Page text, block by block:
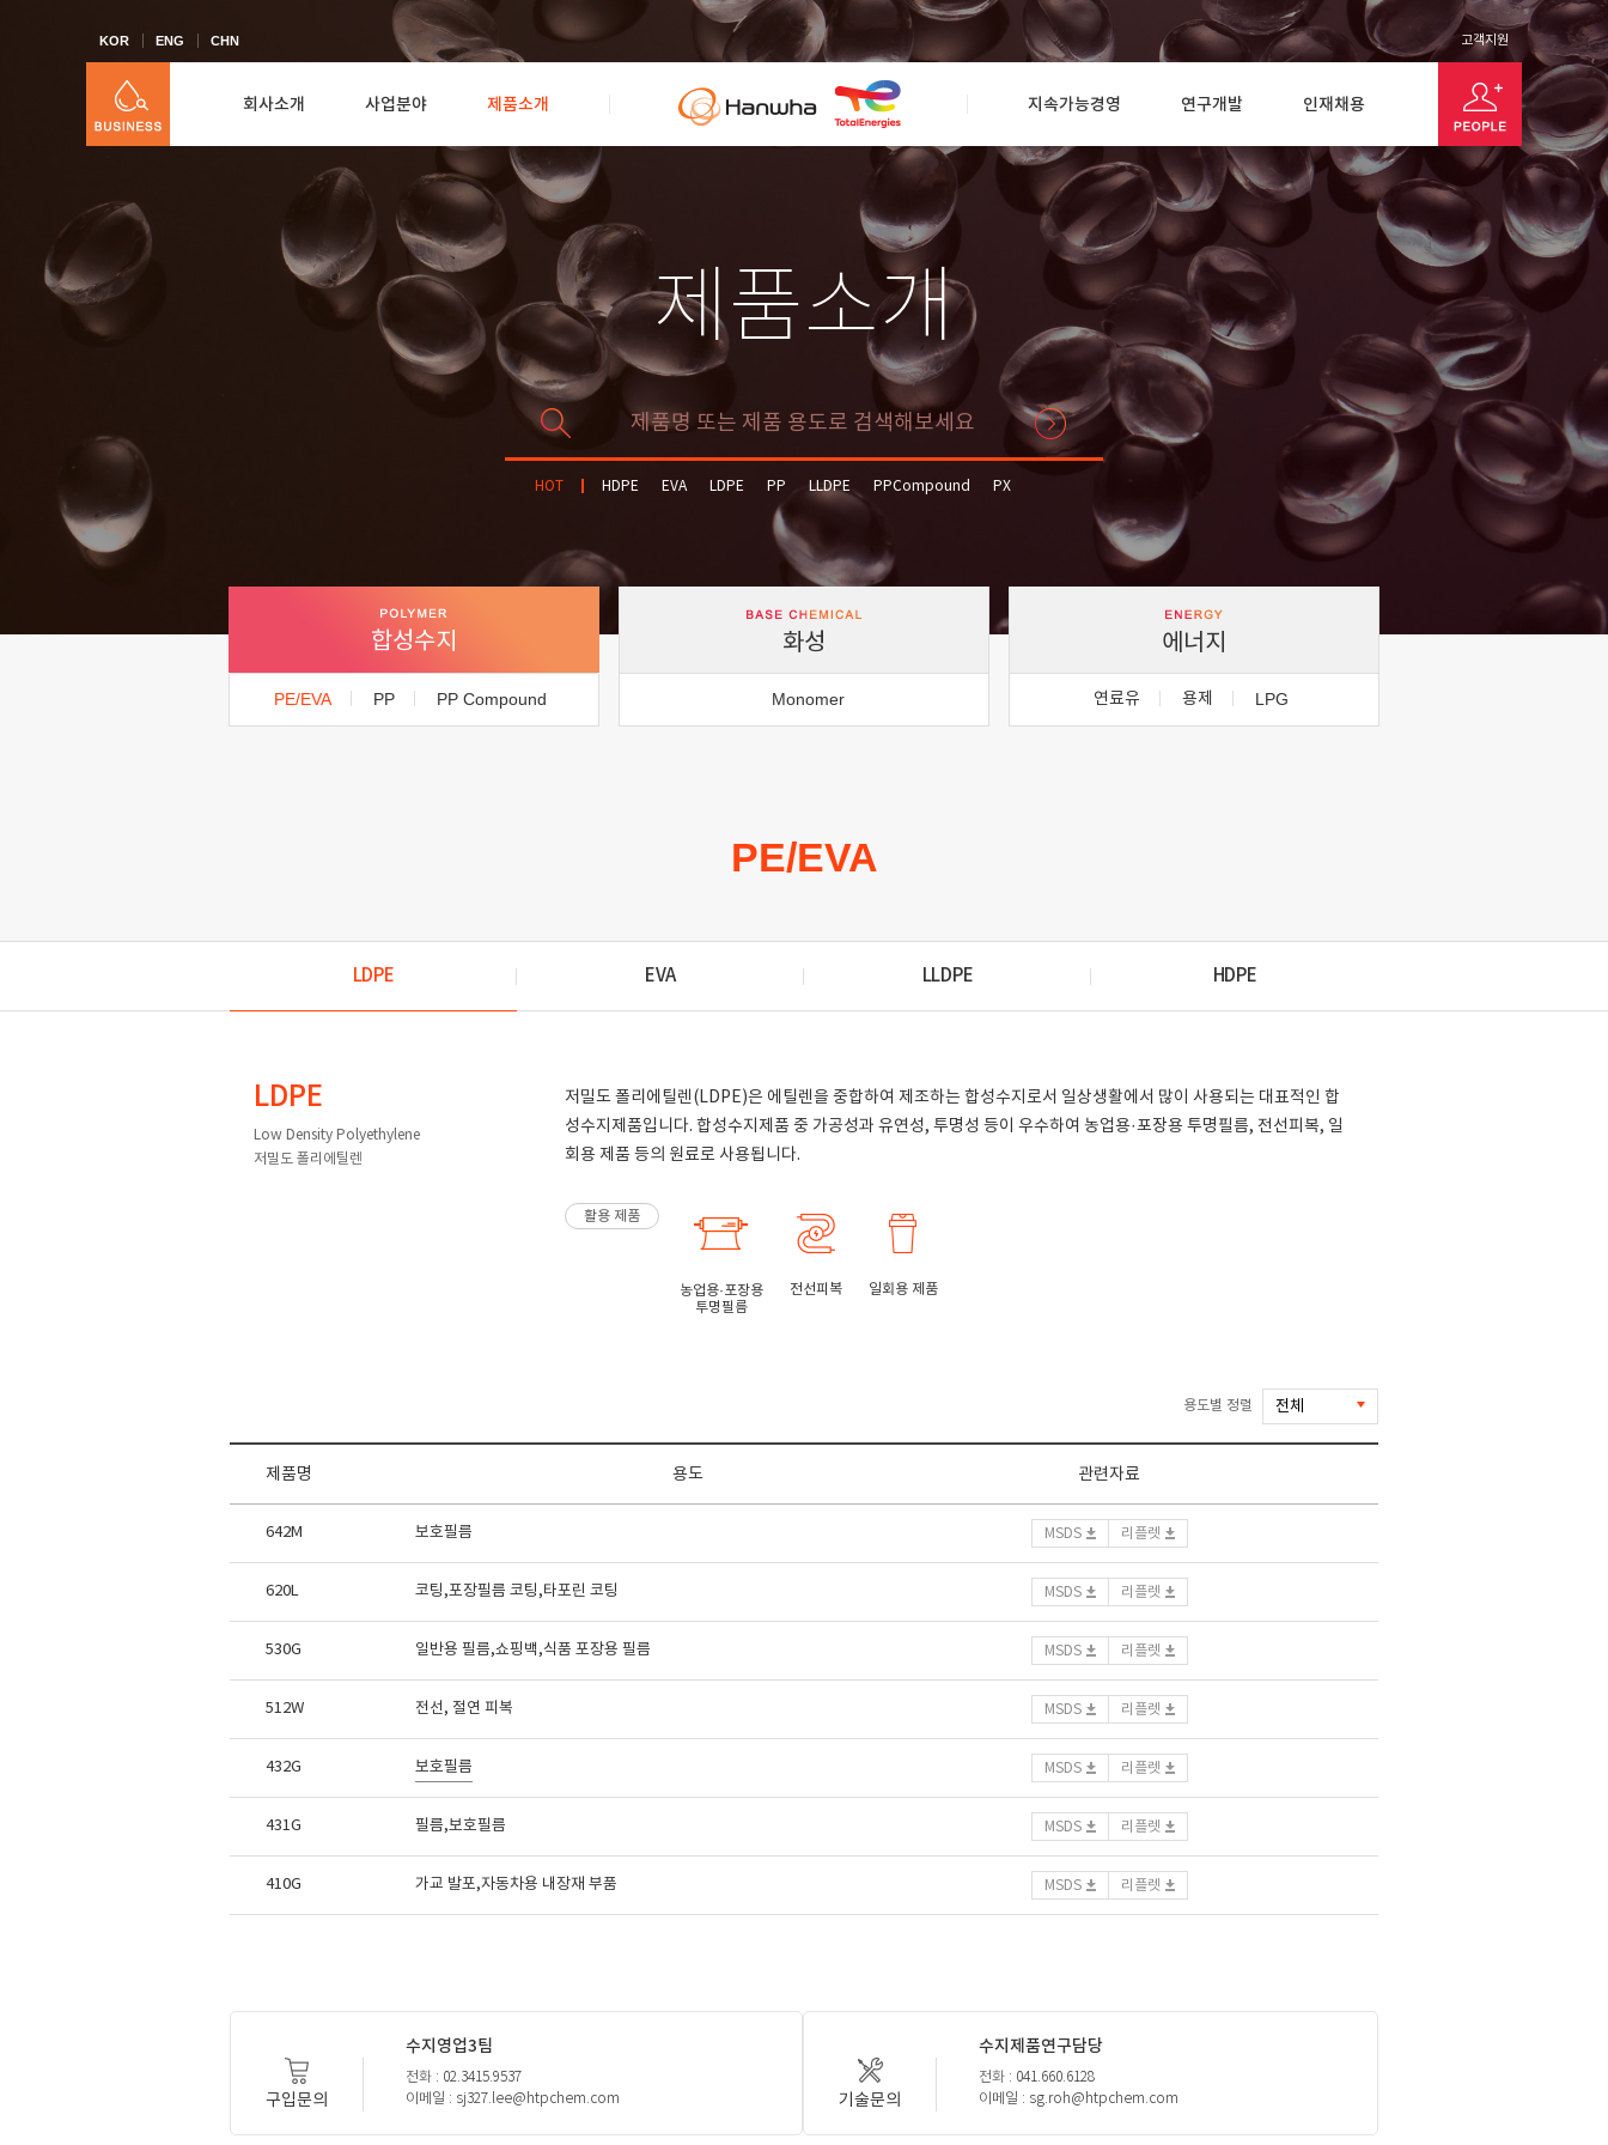
KOR ENG CHN 고객지원
회사소개 사업분야 제품소개 지속가능경영 연구개발 인재채용
제품소개
HOT HDPE EVA LDPE PP LLDPE PPCompound
PX
합성수지
PE/EVA PP PP Compound
화성
Monomer
에너지
연료유 용제 LPG
PE/EVA
LDPE EVA LLDPE HDPE
LDPE
Low Density Polyethylene
저밀도 폴리에틸렌
저밀도 폴리에틸렌(LDPE)은 에틸렌을 중합하여 제조하는 합성수지로서 일상생활에서 많이 사용되는 대표적인 합
성수지제품입니다. 합성수지제품 중 가공성과 유연성, 투명성 등이 우수하여 농업용·포장용 투명필름, 전선피복, 일
회용 제품 등의 원료로 사용됩니다.
활용 제품
농업용·포장용
투명필름
전선피복 일회용 제품
용도별 정렬
제품명 용도 관련자료
642M 보호필름 MSDS 리플렛
620L 코팅,포장필름 코팅,타포린 코팅 MSDS 리플렛
530G 일반용 필름,쇼핑백,식품 포장용 필름 MSDS 리플렛
512W 전선, 절연 피복 MSDS 리플렛
432G 보호필름 MSDS 리플렛
431G 필름,보호필름 MSDS 리플렛
410G 가교 발포,자동차용 내장재 부품 MSDS 리플렛
구입문의
수지영업3팀
전화 : 02.3415.9537
이메일 : sj327.lee@htpchem.com
기술문의
수지제품연구담당
전화 : 041.660.6128
이메일 : sg.roh@htpchem.com